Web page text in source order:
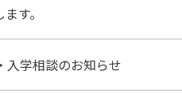
す。
入学相談のお知らせ